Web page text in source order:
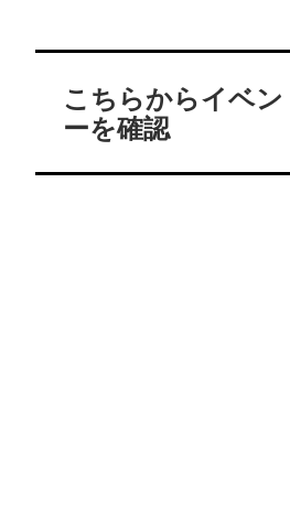
こちらからイベ
ーを確認